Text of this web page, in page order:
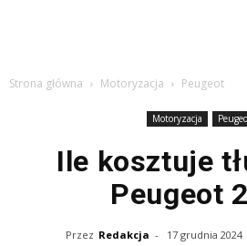
Strona główna Motoryzacja Peugeot
Motoryzacja
Ile kosztuje
Peugeot
Przez Redakcja - 17 grudnia 2024